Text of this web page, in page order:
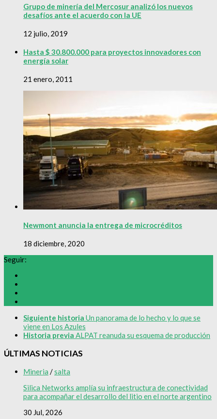
Grupo de minería del Mercosur analizó los nuevos
desafíos ante el acuerdo con la UE
12 julio, 2019
Hasta $ 30.800.000 para proyectos innovadores con
energía solar
21 enero, 2011
Newmont anuncia la entrega de microcréditos
18 diciembre, 2020
Seguir:
Siguiente historia Un panorama de lo hecho y lo que se
viene en Los Azules
Historia previa ALPAT reanuda su esquema de producción
ÚLTIMAS NOTICIAS
Mineria /salta
Silica Networks amplía su infraestructura de conectividad
para acompañar el desarrollo del litio en el norte argentino
30 Jul, 2026